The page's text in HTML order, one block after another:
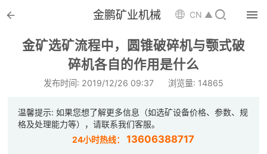
 金鹏矿业机械 CN ▲ 
金矿选矿流程中，圆锥破碎机与颚式破
碎机各自的作用是什么
发布时间: 2019/12/26 09:37 浏览量: 14865
温馨提示: 如果您想了解更多信息（如选矿设备价格、参数、规
格及处理能力等），请联系我们客服。
24小时热线：13606388717
 首页
 选矿设备

 解决方案